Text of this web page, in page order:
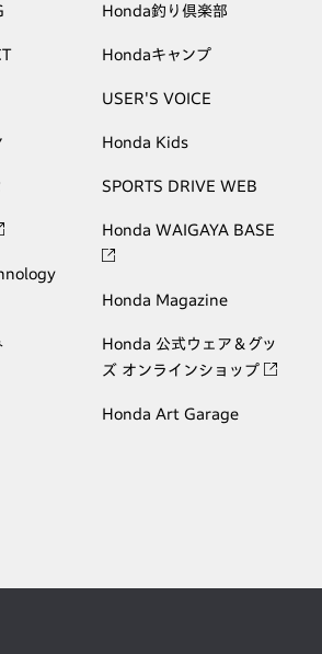
Honda釣り倶楽部
Hondaキャンプ
USER'S VOICE
Honda Kids
SPORTS DRIVE WEB
Honda WAIGAYA BASE
Honda Magazine
Honda 公式ウェア＆グッ
ズ オンラインショップ
Honda Art Garage